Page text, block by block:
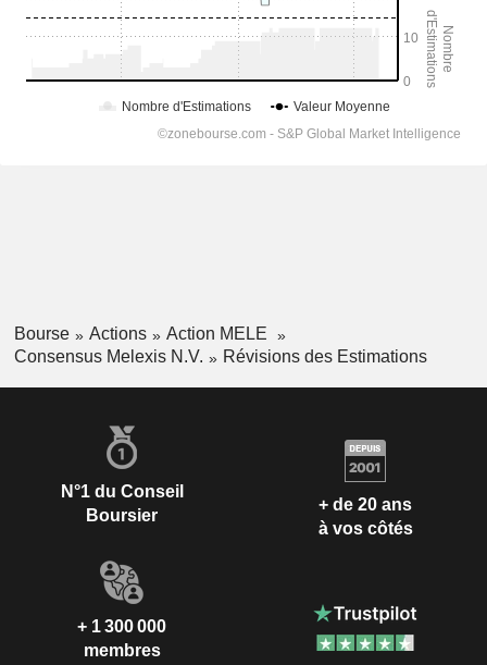
Bourse Actions
Action MELE
Consensus Melexis N.V.
Révisions des Estimations
N°1 du Conseil
Boursier
+ de 20 ans
à vos côtés
+ 1 300 000
membres